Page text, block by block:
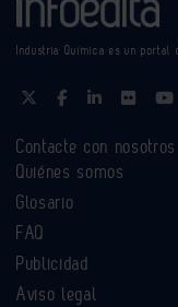
Industria Química es un portal
Contacte con nosotros
Quiénes somos
Glosario
FAQ
Publicidad
Aviso legal